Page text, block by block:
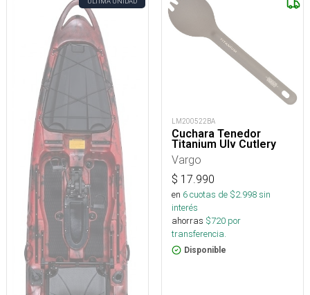
LM200522BA
Cuchara Tenedor
Titanium Ulv Cutlery
Vargo
$ 17.990
en 6cuotas de $2.998sin
interés
ahorras $720 por
transferencia.
Disponible